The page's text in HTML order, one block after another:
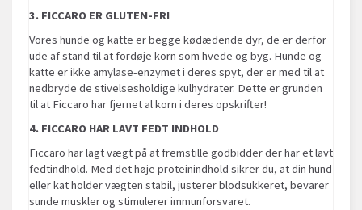
3. FICCARO ER GLUTEN-FRI
Vores hunde og katte er begge kødædende dyr, de er derfor
ude af stand til at fordøje korn som hvede og byg. Hunde og
katte er ikke amylase-enzymet i deres spyt, der er med til at
nedbryde de stivelsesholdige kulhydrater. Dette er grunden
til at Ficcaro har fjernet al korn i deres opskrifter!
4. FICCARO HAR LAVT FEDT INDHOLD
Ficcaro har lagt vægt på at fremstille godbidder der har et lavt
fedtindhold. Med det høje proteinindhold sikrer du, at din hund
eller kat holder vægten stabil, justerer blodsukkeret, bevarer
sunde muskler og stimulerer immunforsvaret.